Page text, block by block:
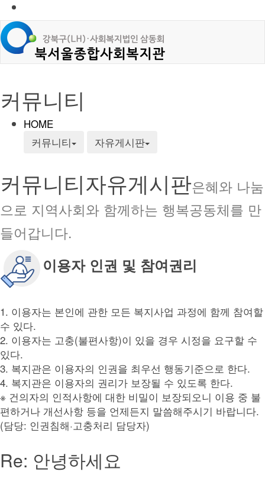
커뮤니티
HOME
커뮤니티
자유게시판
커뮤니티자유게시판은혜와 나눔
으로 지역사회와 함께하는 행복공동체를 만
들어갑니다.
이용자 인권 및 참여권리
1. 이용자는 본인에 관한 모든 복지사업 과정에 함께 참여할
수 있다.
2. 이용자는 고충(불편사항)이 있을 경우 시정을 요구할 수
있다.
3. 복지관은 이용자의 인권을 최우선 행동기준으로 한다.
4. 복지관은 이용자의 권리가 보장될 수 있도록 한다.
※ 건의자의 인적사항에 대한 비밀이 보장되오니 이용 중 불
편하거나 개선사항 등을 언제든지 말씀해주시기 바랍니다.
(담당: 인권침해·고충처리 담당자)
Re: 안녕하세요